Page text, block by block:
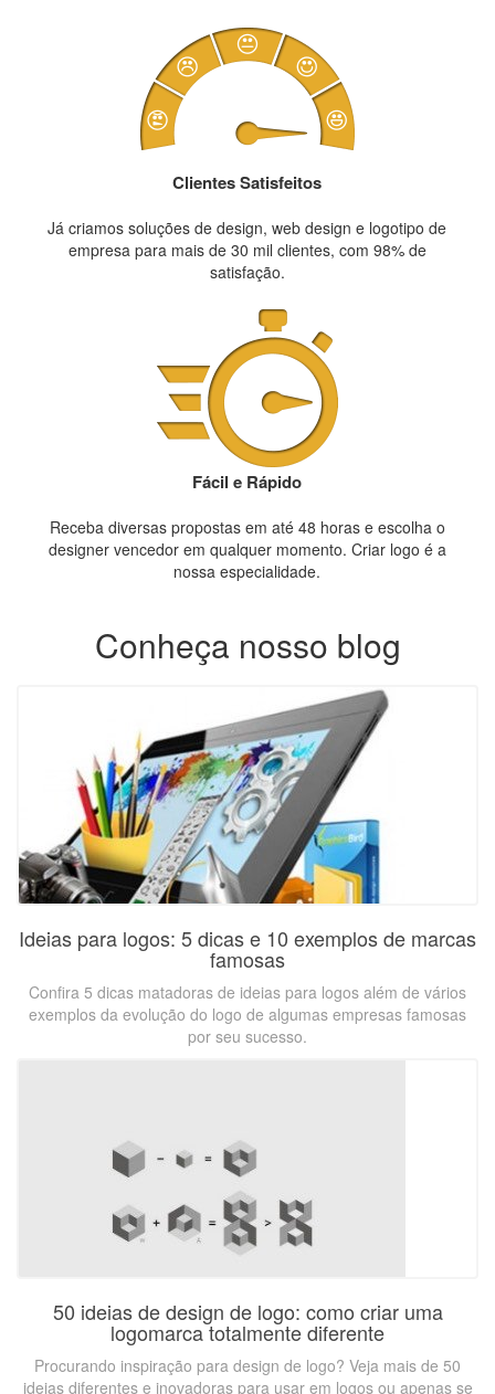
Clientes Satisfeitos
Já criamos soluções de design, web design e logotipo de
empresa para mais de 30 mil clientes, com 98% de
satisfação.
Fácil e Rápido
Receba diversas propostas em até 48 horas e escolha o
designer vencedor em qualquer momento. Criar logo é a
nossa especialidade.
Conheça nosso blog
Ideias para logos: 5 dicas e 10 exemplos de marcas
famosas
Confira 5 dicas matadoras de ideias para logos além de vários
exemplos da evolução do logo de algumas empresas famosas
por seu sucesso.
50 ideias de design de logo: como criar uma
logomarca totalmente diferente
Procurando inspiração para design de logo? Veja mais de 50
ideias diferentes e inovadoras para usar em logos ou apenas se